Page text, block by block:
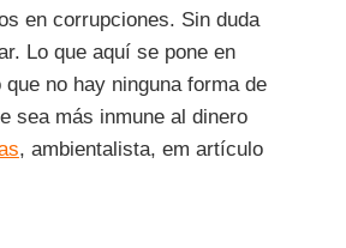
en corrupciones. Sin duda
Lo que aquí se pone en
no hay ninguna forma de
sea más inmune al dinero
, ambientalista, em artículo